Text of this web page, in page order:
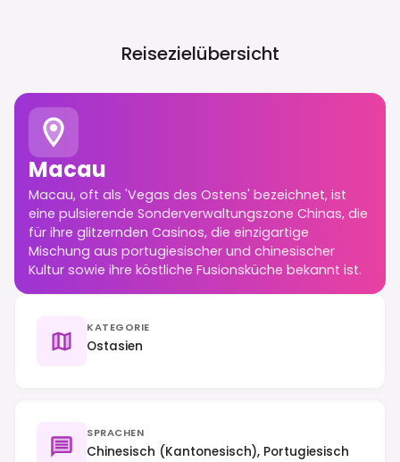
Reisezielübersicht
Macau
Macau, oft als 'Vegas des Ostens' bezeichnet, ist
eine pulsierende Sonderverwaltungszone Chinas, die
für ihre glitzernden Casinos, die einzigartige
Mischung aus portugiesischer und chinesischer
Kultur sowie ihre köstliche Fusionsküche bekannt ist.
KATEGORIE
Ostasien
SPRACHEN
Chinesisch (Kantonesisch), Portugiesisch